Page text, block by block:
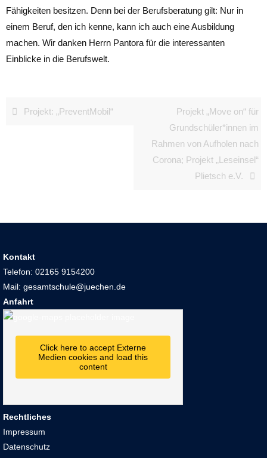
Fähigkeiten besitzen. Denn bei der Berufsberatung gilt: Nur in
einem Beruf, den ich kenne, kann ich auch eine Ausbildung
machen. Wir danken Herrn Pantora für die interessanten
Einblicke in die Berufswelt.
Projekt: „PreventMobil“
Projekt „Move on“ für
Grundschüler*innen im
Rahmen von Aufholen nach
Corona; Projekt „Leseinsel“
Plietsch e.V.
Kontakt
Telefon: 02165 9154200
Mail: gesamtschule@juechen.de
Anfahrt
Click here to accept Externe
Medien cookies and load this
content
Rechtliches
Impressum
Datenschutz